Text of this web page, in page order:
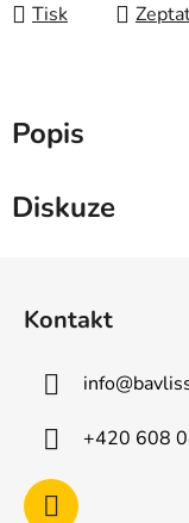
Tisk
Popis
Diskuze
Kontakt
info@
+420 608